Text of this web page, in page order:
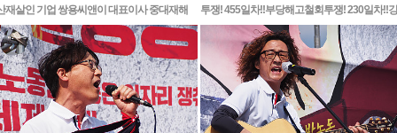
재살인 기업 쌍용씨앤이 대표이사 중대재해
업처벌법 강력처벌 촉구민주노총 강원지역본
무기한 피켓시위 14일차고용노동부 강원지
앞 1인시위 진…
투쟁! 455일차!!부당해고철회투쟁! 230일차!!강
릉ㆍ…